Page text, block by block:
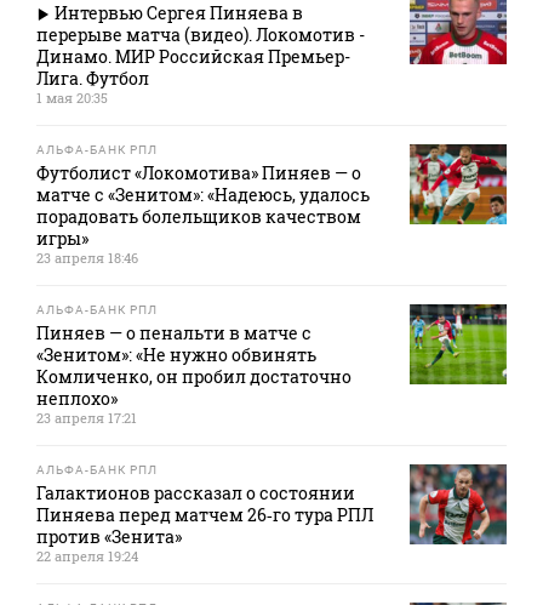
Интервью Сергея Пиняева в
перерыве матча (видео). Локомотив -
Динамо. МИР Российская Премьер-
Лига. Футбол
1 мая 20:35
АЛЬФА-БАНК РПЛ
Футболист «Локомотива» Пиняев — о
матче с «Зенитом»: «Надеюсь, удалось
порадовать болельщиков качеством
игры»
23 апреля 18:46
АЛЬФА-БАНК РПЛ
Пиняев — о пенальти в матче с
«Зенитом»: «Не нужно обвинять
Комличенко, он пробил достаточно
неплохо»
23 апреля 17:21
АЛЬФА-БАНК РПЛ
Галактионов рассказал о состоянии
Пиняева перед матчем 26‑го тура РПЛ
против «Зенита»
22 апреля 19:24